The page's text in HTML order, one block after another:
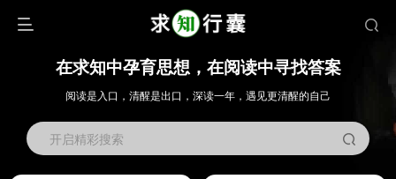
在求知中孕育思想，在阅读中寻找答案
阅读是入口，清醒是出口，深读一年，遇见更清醒的自己
开启精彩搜索